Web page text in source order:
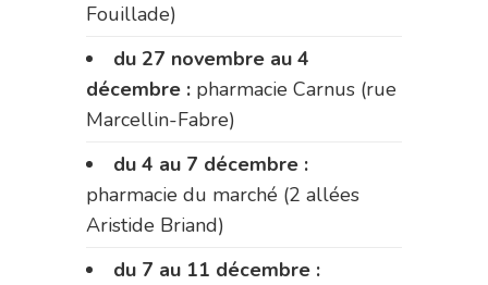
Fouillade)
du 27 novembre au 4
décembre : pharmacie Carnus (rue
Marcellin-Fabre)
du 4 au 7 décembre :
pharmacie du marché (2 allées
Aristide Briand)
du 7 au 11 décembre :